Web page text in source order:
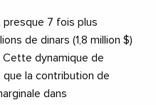
presque 7 fois plus
de dinars (1,8 million $)
dynamique de
la contribution de
dans